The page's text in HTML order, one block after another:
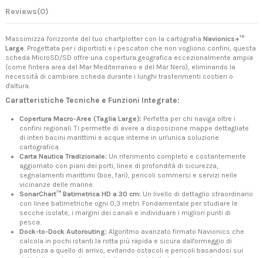
Reviews(0)
Massimizza l'orizzonte del tuo chartplotter con la cartografia Navionics+™
Large . Progettata per i diportisti e i pescatori che non vogliono confini, questa
scheda MicroSD/SD offre una copertura geografica eccezionalmente ampia
(come l'intera area del Mar Mediterraneo e del Mar Nero), eliminando la
necessità di cambiare scheda durante i lunghi trasferimenti costieri o
d'altura.
Caratteristiche Tecniche e Funzioni Integrate:
Copertura Macro-Aree (Taglia Large): Perfetta per chi naviga oltre i
confini regionali. Ti permette di avere a disposizione mappe dettagliate
di interi bacini marittimi e acque interne in un'unica soluzione
cartografica.
Carta Nautica Tradizionale: Un riferimento completo e costantemente
aggiornato con piani dei porti, linee di profondità di sicurezza,
segnalamenti marittimi (boe, fari), pericoli sommersi e servizi nelle
vicinanze delle marine.
SonarChart™ Batimetrica HD a 30 cm: Un livello di dettaglio straordinario
con linee batimetriche ogni 0,3 metri. Fondamentale per studiare le
secche isolate, i margini dei canali e individuare i migliori punti di
pesca.
Dock-to-Dock Autorouting: Algoritmo avanzato firmato Navionics che
calcola in pochi istanti la rotta più rapida e sicura dall'ormeggio di
partenza a quello di arrivo, evitando ostacoli e pericoli basandosi sui